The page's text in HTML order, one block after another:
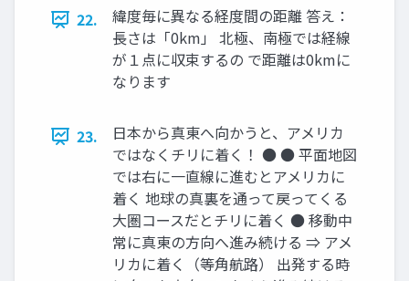
22.
緯度毎に異なる経度間の距離 答え：
長さは「0km」 北極、南極では経線
が１点に収束するの で距離は0kmに
なります
23.
日本から真東へ向かうと、アメリカ
ではなくチリに着く！ ● ● 平面地図
では右に一直線に進むとアメリカに
着く 地球の真裏を通って戻ってくる
大圏コースだとチリに着く ● 移動中
常に真東の方向へ進み続ける ⇒ アメ
リカに着く（等角航路） 出発する時